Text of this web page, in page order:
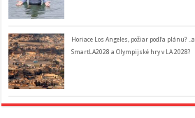
Horiace Los Angeles, požiar podľa plánu?
SmartLA2028 a Olympijské hry v LA 2028?